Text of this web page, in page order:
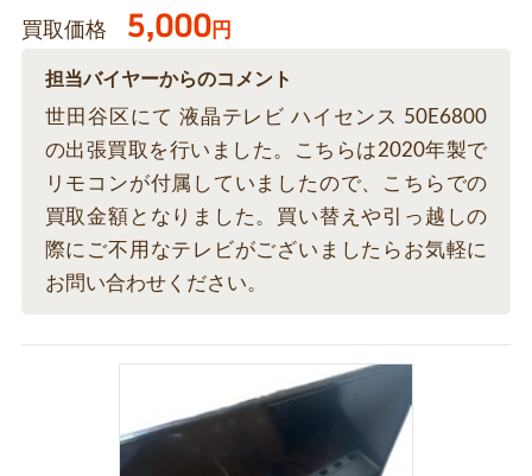
買取価格 5,000円
担当バイヤーからのコメント
世田谷区にて 液晶テレビ ハイセンス 50E6800
の出張買取を行いました。こちらは2020年製で
リモコンが付属していましたので、こちらでの
買取金額となりました。買い替えや引っ越しの
際にご不用なテレビがございましたらお気軽に
お問い合わせください。